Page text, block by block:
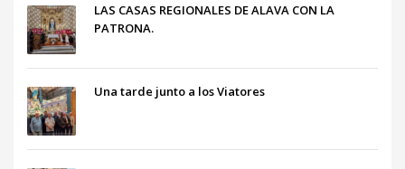
LAS CASAS REGIONALES DE ALAVA CON LA
PATRONA.
Una tarde junto a los Viatores